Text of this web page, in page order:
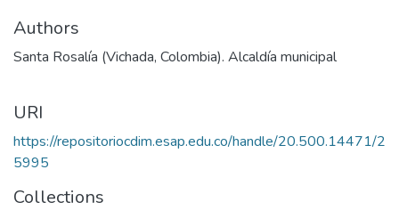
Authors
Santa Rosalía (Vichada, Colombia). Alcaldía municipal
URI
https://repositoriocdim.esap.edu.co/handle/20.500.14471/2
5995
Collections